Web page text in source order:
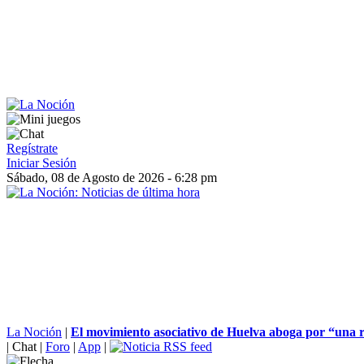
Regístrate
Iniciar Sesión
Sábado, 08 de Agosto de 2026 - 6:28 pm
La Noción | El movimiento asociativo de Huelva aboga por “una
| Chat | Foro | App |